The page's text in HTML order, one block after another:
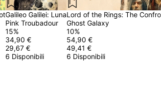
Galileo Galilei: Luna
Pink Troubadour
15%
34,90 €
29,67 €
6 Disponibili
Lord of the Rings: The
Ghost Galaxy
10%
54,90 €
49,41 €
6 Disponibili